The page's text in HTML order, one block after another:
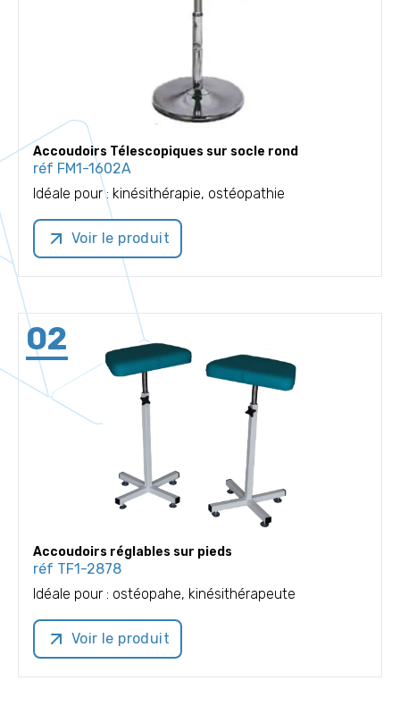
Accoudoirs Télescopiques sur socle rond
réf FM1-1602A
Idéale pour : kinésithérapie, ostéopathie
Voir le produit
02
Accoudoirs réglables sur pieds
réf TF1-2878
Idéale pour : ostéopahe, kinésithérapeute
Voir le produit